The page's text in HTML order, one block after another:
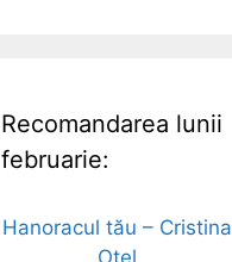
Recomandarea lunii
februarie:
Hanoracul tău – Cristina
Oțel